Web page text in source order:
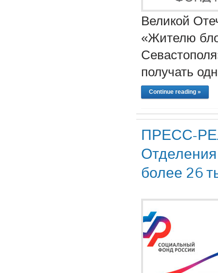
Великой
«Жителю
получать
Continue reading »
ПРЕСС-
более 26